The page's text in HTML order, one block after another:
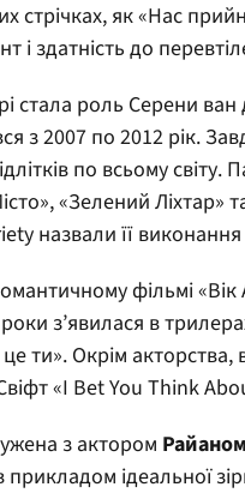
стрічках, як «Нас
і здатність до
стала роль Серени
з 2007 по 2012 рік.
по всьому
«Зелений Ліхтар»
назвали її
фільмі «Вік
з’явилася в
ти». Окрім
«I Bet You Think
з актором
прикладом ідеальної